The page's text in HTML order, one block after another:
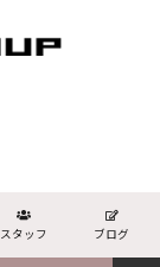
スタッフ ブログ